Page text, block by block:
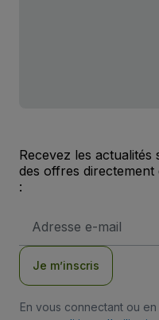
Recevez les actualités
des offres
:
e-
Je m’inscris
En vous connectant ou